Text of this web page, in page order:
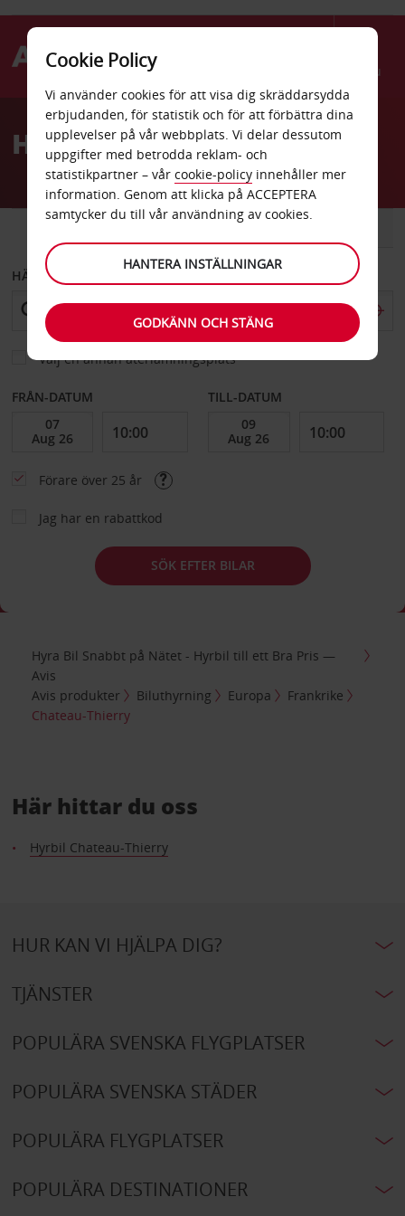
Menu
AvisHyrbil Chateau-Thierry
BIL
HÄMTA FRÅN
Välj en annan återlämningsplats
FRÅN-DATUM TILL-DATUM
Förare över 25 år
Jag har en rabattkod
SÖK EFTER BILAR
Hyra Bil Snabbt på Nätet - Hyrbil till ett Bra Pris —
Avis
Avis produkter
Biluthyrning Europa
Frankrike
Chateau-Thierry
Här hittar du oss
Hyrbil Chateau-Thierry
HUR KAN VI HJÄLPA DIG?
TJÄNSTER
POPULÄRA SVENSKA FLYGPLATSER
POPULÄRA SVENSKA STÄDER
POPULÄRA FLYGPLATSER
POPULÄRA DESTINATIONER
Cookie Policy
Vi använder cookies för att visa dig skräddarsydda
erbjudanden, för statistik och för att förbättra dina
upplevelser på vår webbplats. Vi delar dessutom
uppgifter med betrodda reklam- och
statistikpartner – vår cookie-policy innehåller mer
information. Genom att klicka på ACCEPTERA
samtycker du till vår användning av cookies.
HANTERA INSTÄLLNINGAR
GODKÄNN OCH STÄNG